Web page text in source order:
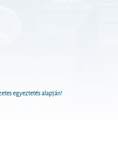
egyeztetés alapján!